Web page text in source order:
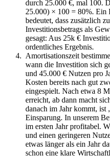
durch 25.000 €, mal 100.
25.000) × 100 = 80%. Ein
bedeutet, dass zusätzlich
Investitionsbetrags als
gesagt: Aus 25k €
ordentliches Ergebnis.
Amortisationszeit
wann die Investition sich
und 45.000 € Nutzen pro
Kosten bereits nach gut
eingespielt. Nach etwa 8
erreicht, ab dann macht
danach im Jahr kommt, ist
Einsparung. In unserem
im ersten Jahr profitabel.
und einen geringeren
etwas länger als ein Jahr
schon eine klare